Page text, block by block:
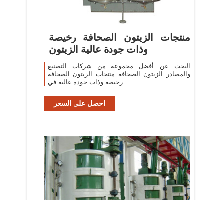
منتجات الزيتون الصحافة رخيصة
وذات جودة عالية الزيتون
البحث عن أفضل مجموعة من شركات التصنيع
والمصادر الزيتون الصحافة منتجات الزيتون الصحافة
رخيصة وذات جودة عالية في
احصل على السعر